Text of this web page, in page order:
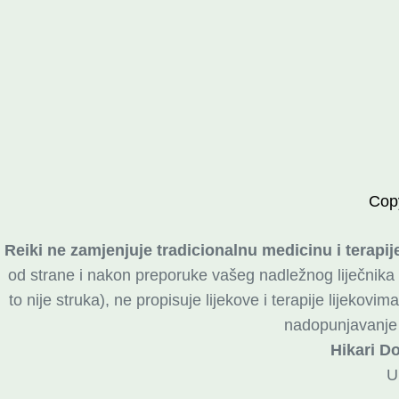
Reiki ne zamjenjuje tradicionalnu medicinu i
od strane i nakon preporuke vašeg nadležnog
to nije struka), ne propisuje lijekove i terapije
Hikari